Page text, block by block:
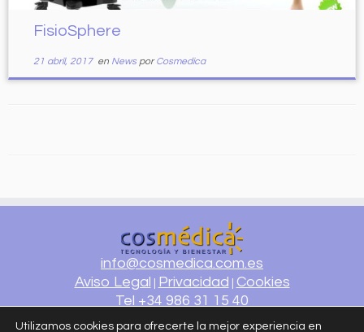
FisioSphere
21 abril, 2017en News porCosmedica
info@cosmedica.com.es
Aviso Legal Privacidad Cookies
Tel +34 986 31 15 40
diseño ATLANTIC
Utilizamos cookies para ofrecerte la mejor experiencia en